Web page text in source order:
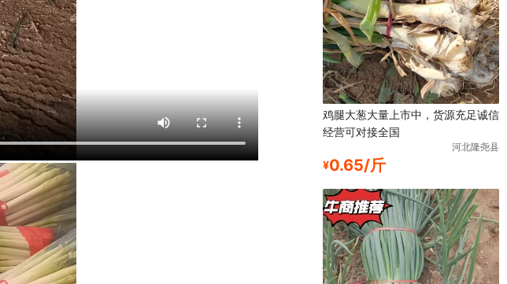
鸡腿大葱大量上市中，货源充足诚信
经营可对接全国
河北隆尧县
¥0.65/斤